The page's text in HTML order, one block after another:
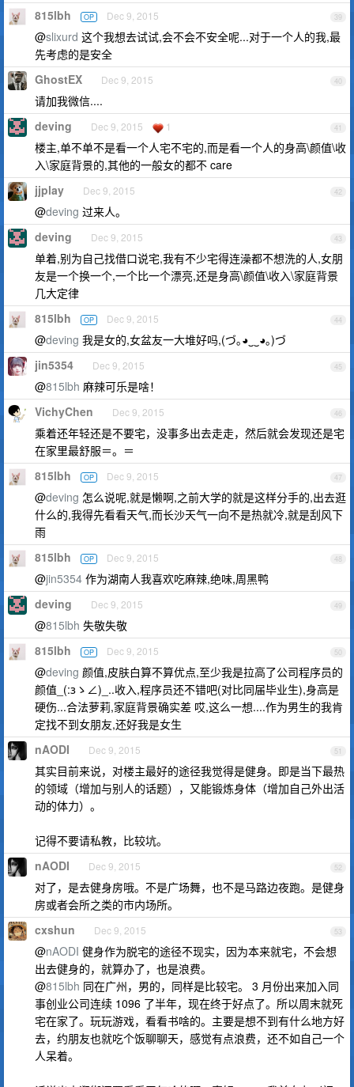
39
815lbh OP Dec 9, 2015
@slixurd 这个我想去试试,会不会不安全呢...对于一个人的我,最
先考虑的是安全
40
GhostEX Dec 9, 2015
请加我微信....
41
deving Dec 9, 2015 1
楼主,单不单不是看一个人宅不宅的,而是看一个人的身高\颜值\收
入\家庭背景的,其他的一般女的都不 care
42
jjplay Dec 9, 2015
@deving 过来人。
43
deving Dec 9, 2015
单着,别为自己找借口说宅,我有不少宅得连澡都不想洗的人,女朋
友是一个换一个,一个比一个漂亮,还是身高\颜值\收入\家庭背景
几大定律
44
815lbh OP Dec 9, 2015
@deving 我是女的,女盆友一大堆好吗,(づ｡◕‿‿◕｡)づ
45
jin5354 Dec 9, 2015
@815lbh 麻辣可乐是啥！
46
VichyChen Dec 9, 2015
乘着还年轻还是不要宅，没事多出去走走，然后就会发现还是宅
在家里最舒服＝。＝
47
815lbh OP Dec 9, 2015
@deving 怎么说呢,就是懒啊,之前大学的就是这样分手的,出去逛
什么的,我得先看看天气,而长沙天气一向不是热就冷,就是刮风下
雨
48
815lbh OP Dec 9, 2015
@jin5354 作为湖南人我喜欢吃麻辣,绝味,周黑鸭
49
deving Dec 9, 2015
@815lbh 失敬失敬
50
815lbh OP Dec 9, 2015
@deving 颜值,皮肤白算不算优点,至少我是拉高了公司程序员的
颜值_(:зゝ∠)_..收入,程序员还不错吧(对比同届毕业生),身高是
硬伤...合法萝莉,家庭背景确实差 哎,这么一想....作为男生的我肯
定找不到女朋友,还好我是女生
51
nAODI Dec 9, 2015
其实目前来说，对楼主最好的途径我觉得是健身。即是当下最热
的领域（增加与别人的话题），又能锻炼身体（增加自己外出活
动的体力）。
记得不要请私教，比较坑。
52
nAODI Dec 9, 2015
对了，是去健身房哦。不是广场舞，也不是马路边夜跑。是健身
房或者会所之类的市内场所。
53
cxshun Dec 9, 2015
@nAODI 健身作为脱宅的途径不现实，因为本来就宅，不会想
出去健身的，就算办了，也是浪费。
@815lbh 同在广州，男的，同样是比较宅。 3 月份出来加入同
事创业公司连续 1096 了半年，现在终于好点了。所以周末就死
宅在家了。玩玩游戏，看看书啥的。主要是想不到有什么地方好
去，约朋友也就吃个饭聊聊天，感觉有点浪费，还不如自己一个
人呆着。